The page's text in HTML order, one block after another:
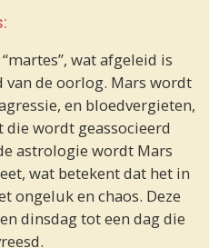
wat afgeleid is
van de oorlog. Mars wordt
en bloedvergieten,
die wordt geassocieerd
astrologie wordt Mars
wat betekent dat het in
ongeluk en chaos. Deze
dinsdag tot een dag die